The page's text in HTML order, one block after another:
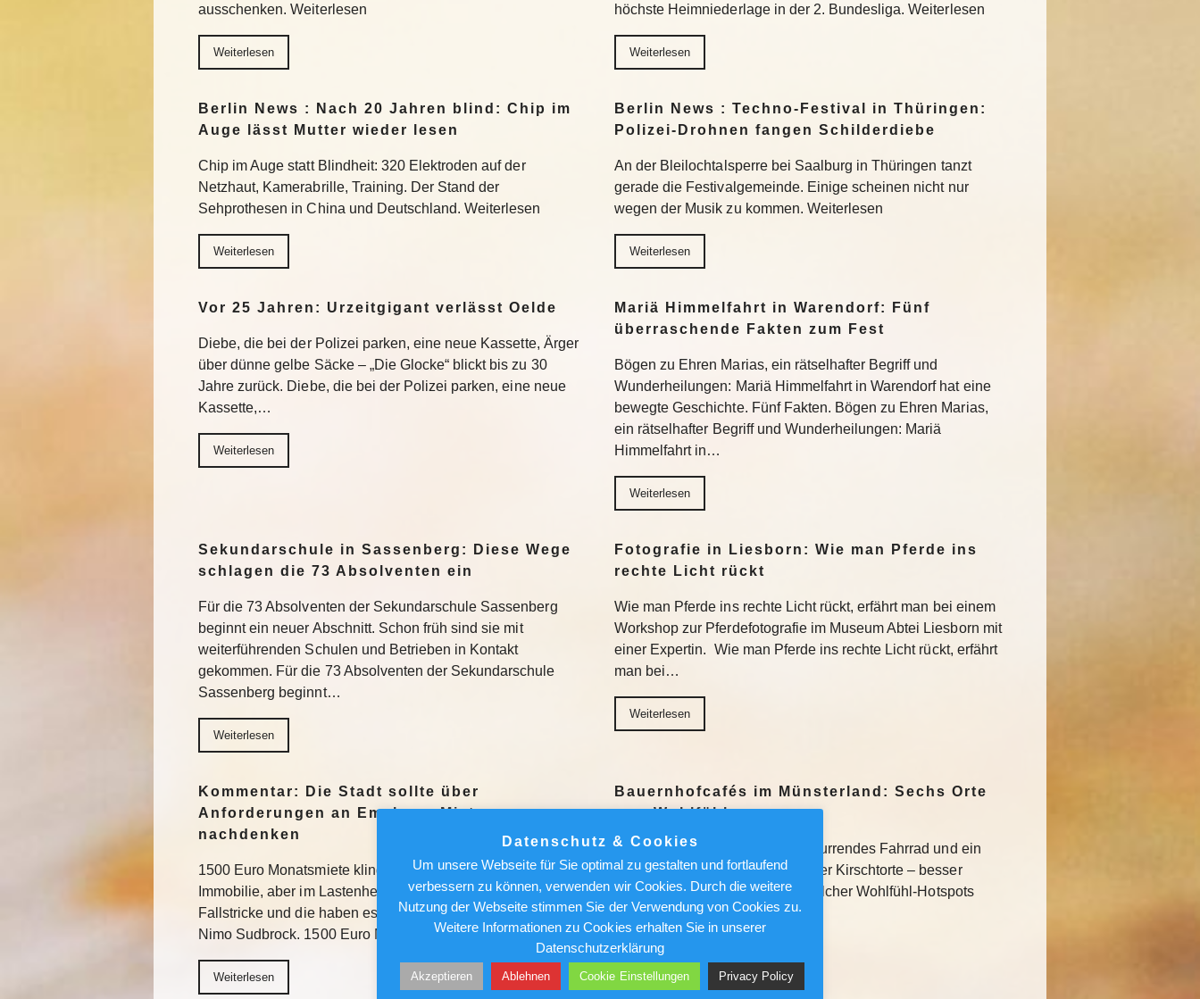
ausschenken. Weiterlesen
Weiterlesen
höchste Heimniederlage in der 2. Bundesliga. Weiterlesen
Weiterlesen
Berlin News : Nach 20 Jahren blind: Chip im
Auge lässt Mutter wieder lesen
Chip im Auge statt Blindheit: 320 Elektroden auf der
Netzhaut, Kamerabrille, Training. Der Stand der
Sehprothesen in China und Deutschland. Weiterlesen
Weiterlesen
Berlin News : Techno-Festival in Thüringen:
Polizei-Drohnen fangen Schilderdiebe
An der Bleilochtalsperre bei Saalburg in Thüringen tanzt
gerade die Festivalgemeinde. Einige scheinen nicht nur
wegen der Musik zu kommen. Weiterlesen
Weiterlesen
Vor 25 Jahren: Urzeitgigant verlässt Oelde
Diebe, die bei der Polizei parken, eine neue Kassette, Ärger
über dünne gelbe Säcke – „Die Glocke“ blickt bis zu 30
Jahre zurück. Diebe, die bei der Polizei parken, eine neue
Kassette,…
Weiterlesen
Mariä Himmelfahrt in Warendorf: Fünf
überraschende Fakten zum Fest
Bögen zu Ehren Marias, ein rätselhafter Begriff und
Wunderheilungen: Mariä Himmelfahrt in Warendorf hat eine
bewegte Geschichte. Fünf Fakten. Bögen zu Ehren Marias,
ein rätselhafter Begriff und Wunderheilungen: Mariä
Himmelfahrt in…
Weiterlesen
Sekundarschule in Sassenberg: Diese Wege
schlagen die 73 Absolventen ein
Für die 73 Absolventen der Sekundarschule Sassenberg
beginnt ein neuer Abschnitt. Schon früh sind sie mit
weiterführenden Schulen und Betrieben in Kontakt
gekommen. Für die 73 Absolventen der Sekundarschule
Sassenberg beginnt…
Weiterlesen
Fotografie in Liesborn: Wie man Pferde ins
rechte Licht rückt
Wie man Pferde ins rechte Licht rückt, erfährt man bei einem
Workshop zur Pferdefotografie im Museum Abtei Liesborn mit
einer Expertin. Wie man Pferde ins rechte Licht rückt, erfährt
man bei…
Weiterlesen
Kommentar: Die Stadt sollte über
Anforderungen an Emshaus-Mieter
nachdenken
1500 Euro Monatsmiete klingt nach einer attraktiven
Immobilie, aber im Lastenheft für künftige Mieter lauern auch
Fallstricke und die haben es in sich. Das meint Redakteur
Nimo Sudbrock. 1500 Euro Monatsmiete…
Weiterlesen
Bauernhofcafés im Münsterland: Sechs Orte
zum Wohlfühlen
Ein milder Nachmittag, ein schnurrendes Fahrrad und ein
Bauernhofcafé mit Schwarzwälder Kirschtorte – besser
geht’s nicht. Wir stellen sechs solcher Wohlfühl-Hotspots
vor. Weiterlesen
Weiterlesen
Datenschutz & Cookies
Um unsere Webseite für Sie optimal zu gestalten und fortlaufend
verbessern zu können, verwenden wir Cookies. Durch die weitere
Nutzung der Webseite stimmen Sie der Verwendung von Cookies zu.
Weitere Informationen zu Cookies erhalten Sie in unserer
Datenschutzerklärung
Akzeptieren Ablehnen Cookie Einstellungen Privacy Policy